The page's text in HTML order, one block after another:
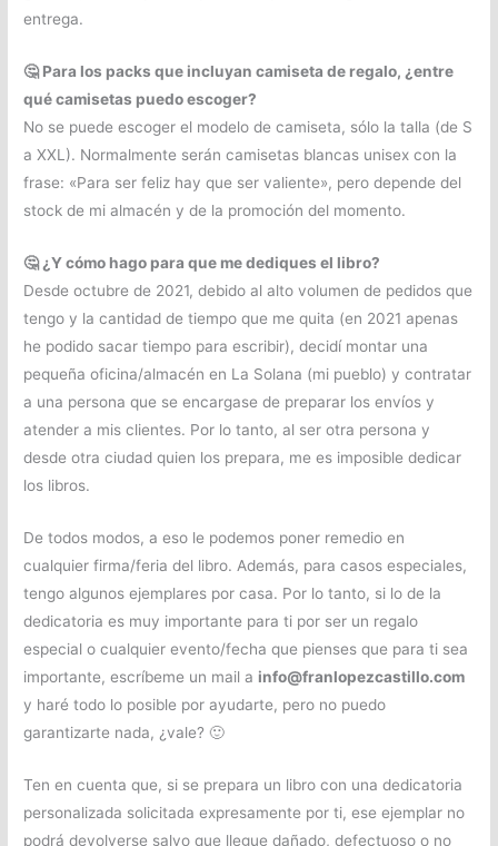
entrega.
🤔 Para los packs que incluyan camiseta de regalo, ¿entre
qué camisetas puedo escoger?
No se puede escoger el modelo de camiseta, sólo la talla (de S
a XXL). Normalmente serán camisetas blancas unisex con la
frase: «Para ser feliz hay que ser valiente», pero depende del
stock de mi almacén y de la promoción del momento.
🤔 ¿Y cómo hago para que me dediques el libro?
Desde octubre de 2021, debido al alto volumen de pedidos que
tengo y la cantidad de tiempo que me quita (en 2021 apenas
he podido sacar tiempo para escribir), decidí montar una
pequeña oficina/almacén en La Solana (mi pueblo) y contratar
a una persona que se encargase de preparar los envíos y
atender a mis clientes. Por lo tanto, al ser otra persona y
desde otra ciudad quien los prepara, me es imposible dedicar
los libros.
De todos modos, a eso le podemos poner remedio en
cualquier firma/feria del libro. Además, para casos especiales,
tengo algunos ejemplares por casa. Por lo tanto, si lo de la
dedicatoria es muy importante para ti por ser un regalo
especial o cualquier evento/fecha que pienses que para ti sea
importante, escríbeme un mail a info@franlopezcastillo.com
y haré todo lo posible por ayudarte, pero no puedo
garantizarte nada, ¿vale? 🙂
Ten en cuenta que, si se prepara un libro con una dedicatoria
personalizada solicitada expresamente por ti, ese ejemplar no
podrá devolverse salvo que llegue dañado, defectuoso o no